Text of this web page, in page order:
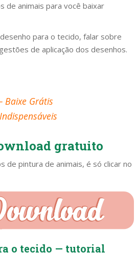
de animais para você baixar
para o tecido, falar sobre
de aplicação dos desenhos.
Baixe Grátis
gratuito
pintura de animais, é só clicar no
o tecido — tutorial